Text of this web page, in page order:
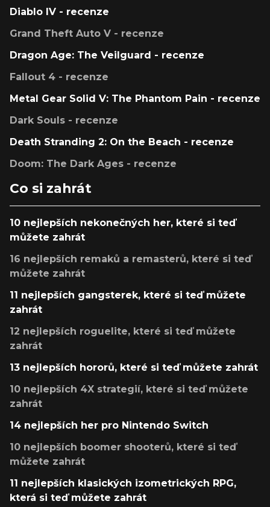
Diablo IV - recenze
Grand Theft Auto V - recenze
Dragon Age: The Veilguard - recenze
Fallout 4 - recenze
Metal Gear Solid V: The Phantom Pain - recenze
Dark Souls - recenze
Death Stranding 2: On the Beach - recenze
Doom: The Dark Ages - recenze
Co si zahrát
10 nejlepších nekonečných her, které si teď
můžete zahrát
16 nejlepších remaků a remasterů, které si teď
můžete zahrát
11 nejlepších gangsterek, které si teď můžete
zahrát
12 nejlepších roguelite, které si teď můžete
zahrát
13 nejlepších hororů, které si teď můžete zahrát
10 nejlepších 4X strategií, které si teď můžete
zahrát
14 nejlepších her pro Nintendo Switch
10 nejlepších boomer shooterů, které si teď
můžete zahrát
11 nejlepších klasických izometrických RPG,
která si teď můžete zahrát